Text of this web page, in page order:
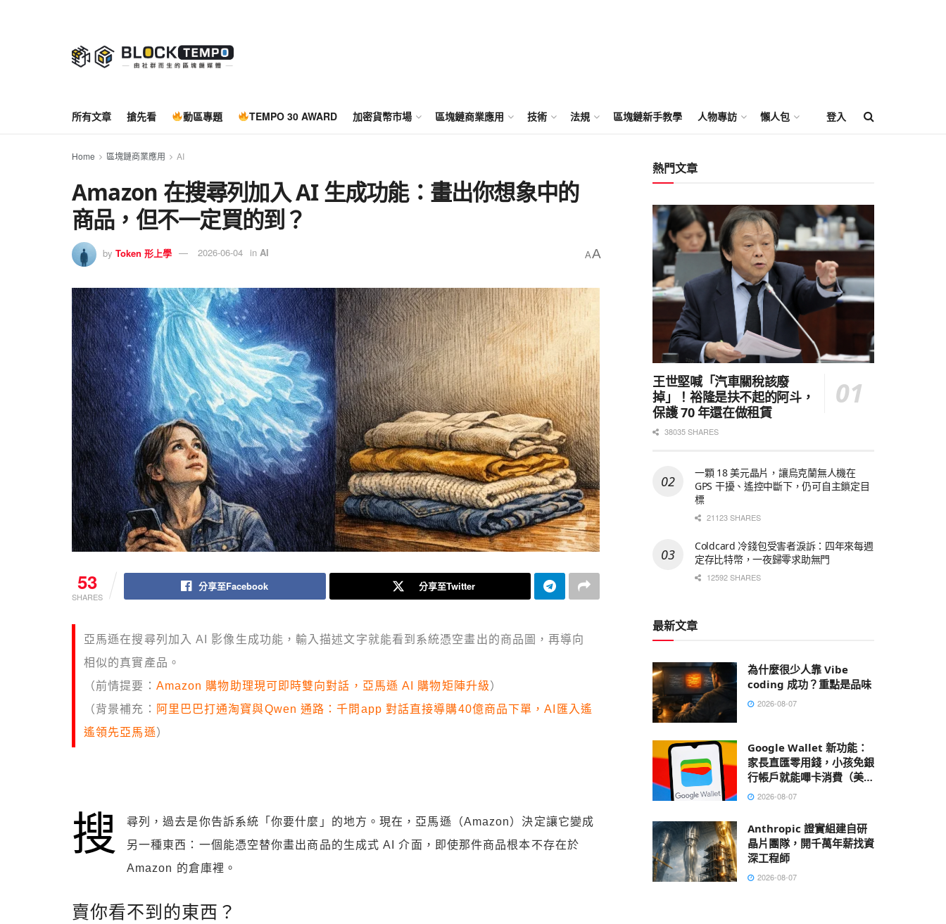
所有文章 搶先看 動區專題 TEMPO 30 AWARD 加密貨幣市場 區塊鏈商業應用 技術 法規 區塊鏈新手教學 人物專訪 懶人包 登入
Home 區塊鏈商業應用 AI
Amazon 在搜尋列加入 AI 生成功能：畫出你想象中的
商品，但不一定買的到？
by Token 形上學 2026-06-04 in AI AA
53
SHARES
分享至Facebook 分享至Twitter
亞馬遜在搜尋列加入 AI 影像生成功能，輸入描述文字就能看到系統憑空畫出的商品圖，再導向
相似的真實產品。
（前情提要： Amazon 購物助理現可即時雙向對話，亞馬遜 AI 購物矩陣升級）
（背景補充：
阿里巴巴打通淘寶與Qwen 通路：千問app 對話直接導購40億商品下單，AI匯入遙
遙領先亞馬遜）
搜
尋列，過去是你告訴系統「你要什麼」的地方。現在，亞馬遜（Amazon）決定讓它變成
另一種東西：一個能憑空替你畫出商品的生成式 AI 介面，即使那件商品根本不存在於
Amazon 的倉庫裡。
賣你看不到的東西？
熱門文章
王世堅喊「汽車關稅該廢
掉」！裕隆是扶不起的阿斗，
保護 70 年還在做租賃
38035 SHARES
一顆 18 美元晶片，讓烏克蘭無人機在
GPS 干擾、遙控中斷下，仍可自主鎖定目
標
21123 SHARES
Coldcard 冷錢包受害者淚訴：四年來每週
定存比特幣，一夜歸零求助無門
12592 SHARES
最新文章
為什麼很少人靠 Vibe
coding 成功？重點是品味
2026-08-07
Google Wallet 新功能：
家長直匯零用錢，小孩免銀
行帳戶就能嗶卡消費（美國
先行）
2026-08-07
Anthropic 證實組建自研
晶片團隊，開千萬年薪找資
深工程師
2026-08-07